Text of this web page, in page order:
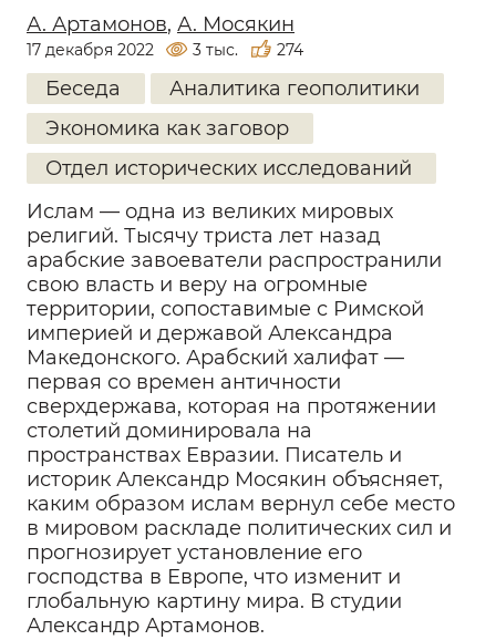
А. Артамонов, А. Мосякин
17 декабря 2022 3 тыс. 274
Беседа
Аналитика геополитики
Экономика как заговор
Отдел исторических исследований
Ислам — одна из великих мировых
религий. Тысячу триста лет назад
арабские завоеватели распространили
свою власть и веру на огромные
территории, сопоставимые с Римской
империей и державой Александра
Македонского. Арабский халифат —
первая со времен античности
сверхдержава, которая на протяжении
столетий доминировала на
пространствах Евразии. Писатель и
историк Александр Мосякин объясняет,
каким образом ислам вернул себе место
в мировом раскладе политических сил и
прогнозирует установление его
господства в Европе, что изменит и
глобальную картину мира. В студии
Александр Артамонов.